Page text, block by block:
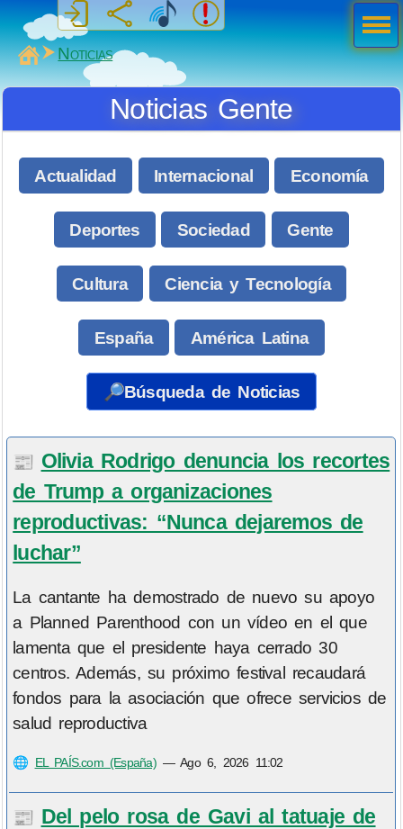
MiSabueso
Noticias
Noticias Gente
Actualidad Internacional Economía
Deportes Sociedad Gente
Cultura Ciencia y Tecnología
España América Latina
🔎Búsqueda de Noticias
📰 Olivia Rodrigo denuncia los recortes
de Trump a organizaciones
reproductivas: “Nunca dejaremos de
luchar”
La cantante ha demostrado de nuevo su apoyo
a Planned Parenthood con un vídeo en el que
lamenta que el presidente haya cerrado 30
centros. Además, su próximo festival recaudará
fondos para la asociación que ofrece servicios de
salud reproductiva
🌐 EL PAÍS.com (España)—Ago 6, 2026 11:02
📰 Del pelo rosa de Gavi al tatuaje de
Men
ú